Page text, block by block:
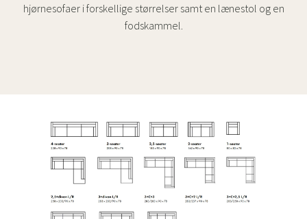
hjørnesofaer i forskellige størrelser samt en lænestol og en
fodskammel.